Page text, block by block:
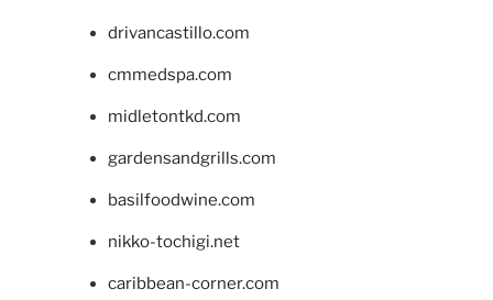
drivancastillo.com
cmmedspa.com
midletontkd.com
gardensandgrills.com
basilfoodwine.com
nikko-tochigi.net
caribbean-corner.com